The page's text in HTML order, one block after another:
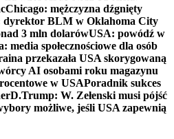
Chicago: mężczyzna dźgnięty
dyrektor BLM w Oklahoma City
3 mln dolarówUSA: powódź w
media społecznościowe dla osób
przekazała USA skorygowaną
AI osobami roku magazynu
w USAPoradnik sukces
D.Trump: W. Zełenski musi pójść
możliwe, jeśli USA zapewnią